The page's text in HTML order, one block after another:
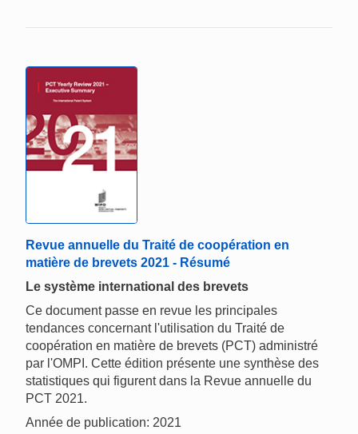
Revue annuelle du Traité de coopération en
matière de brevets 2021 - Résumé
Le système international des brevets
Ce document passe en revue les principales
tendances concernant l'utilisation du Traité de
coopération en matière de brevets (PCT) administré
par l'OMPI. Cette édition présente une synthèse des
statistiques qui figurent dans la Revue annuelle du
PCT 2021.
Année de publication: 2021